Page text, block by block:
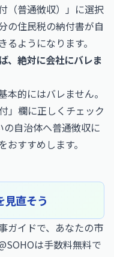
（普通徴収）」に選択
の住民税の納付書が自
ようになります。
、絶対に会社にバレま
的にはバレません。
」欄に正しくチェック
自治体へ普通徴収に
すすめします。
見直そう
ガイドで、あなたの市
は手数料無料で